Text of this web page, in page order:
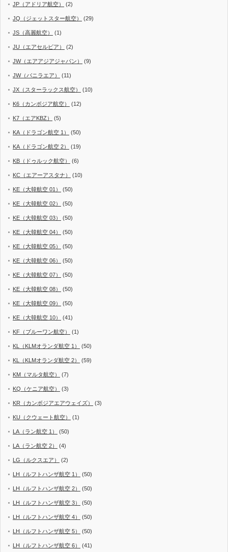
JP（アドリア航空） (2)
JQ（ジェットスター航空） (29)
JS（高麗航空） (1)
JU（エアセルビア） (2)
JW（エアアジアジャパン） (9)
JW（バニラエア） (11)
JX（スターラックス航空） (10)
K6（カンボジア航空） (12)
K7（エアKBZ） (5)
KA（ドラゴン航空 1） (50)
KA（ドラゴン航空 2） (19)
KB（ドゥルック航空） (6)
KC（エアーアスタナ） (10)
KE（大韓航空 01） (50)
KE（大韓航空 02） (50)
KE（大韓航空 03） (50)
KE（大韓航空 04） (50)
KE（大韓航空 05） (50)
KE（大韓航空 06） (50)
KE（大韓航空 07） (50)
KE（大韓航空 08） (50)
KE（大韓航空 09） (50)
KE（大韓航空 10） (41)
KF（ブルーワン航空） (1)
KL（KLMオランダ航空 1） (50)
KL（KLMオランダ航空 2） (59)
KM（マルタ航空） (7)
KQ（ケニア航空） (3)
KR（カンボジアエアウェイズ） (3)
KU（クウェート航空） (1)
LA（ラン航空 1） (50)
LA（ラン航空 2） (4)
LG（ルクスエア） (2)
LH（ルフトハンザ航空 1） (50)
LH（ルフトハンザ航空 2） (50)
LH（ルフトハンザ航空 3） (50)
LH（ルフトハンザ航空 4） (50)
LH（ルフトハンザ航空 5） (50)
LH（ルフトハンザ航空 6） (41)